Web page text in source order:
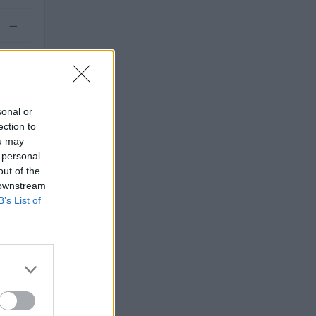
or
to
may
of the
List of
—